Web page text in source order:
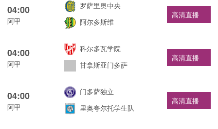
04:00
阿甲
罗萨里奥中央
阿尔多斯维
高清直播
04:00
阿甲
科尔多瓦学院
甘拿斯亚门多萨
高清直播
04:00
阿甲
门多萨独立
里奥夸尔托学生队
高清直播